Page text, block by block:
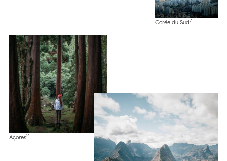
Corée du Sud 7
Açores2